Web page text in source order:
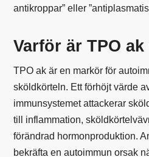
antikroppar” eller
Varför är TPO
TPO ak är en markör för
sköldkörteln. Ett förhöjt värde
immunsystemet attackerar
till inflammation,
förändrad hormonproduktion.
bekräfta en autoimmun orsak